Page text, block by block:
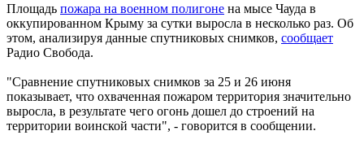
Площадь пожара на военном полигоне на мысе Чауда в
оккупированном Крыму за сутки выросла в несколько раз. Об
этом, анализируя данные спутниковых снимков, сообщает
Радио Свобода.
"Сравнение спутниковых снимков за 25 и 26 июня
показывает, что охваченная пожаром территория значительно
выросла, в результате чего огонь дошел до строений на
территории воинской части", - говорится в сообщении.